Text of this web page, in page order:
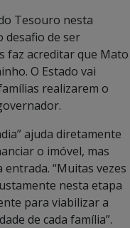
Tesouro nesta
desafio de ser
faz acreditar que Mato
O Estado vai
realizarem o
ajuda diretamente
o imóvel, mas
“Muitas vezes
nesta etapa
para viabilizar a
de cada família”.